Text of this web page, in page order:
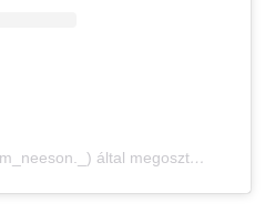
által megosztott bejegyzés